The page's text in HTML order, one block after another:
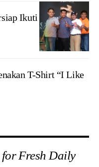
Ikuti Audisi
T-Shirt “I Like
Fresh Daily